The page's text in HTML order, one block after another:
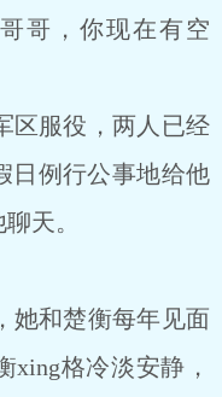
哥，你现在有空
服役，两人已经
日例行公事地给他
天。
和楚衡每年见面
xing格冷淡安静，